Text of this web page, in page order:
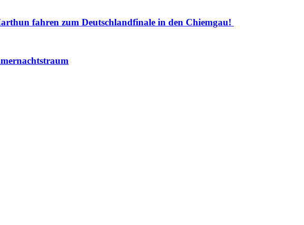
fahren zum Deutschlandfinale in den Chiemgau!